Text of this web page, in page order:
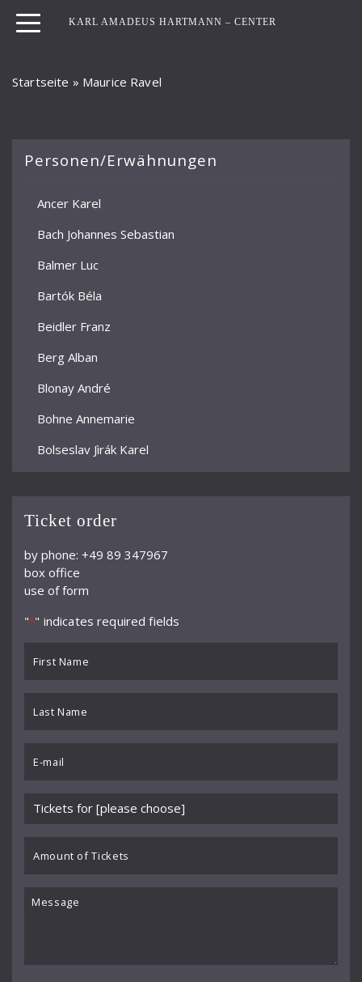
KARL AMADEUS HARTMANN – CENTER
Startseite » Maurice Ravel
Personen/Erwähnungen
Ancer Karel
Bach Johannes Sebastian
Balmer Luc
Bartók Béla
Beidler Franz
Berg Alban
Blonay André
Bohne Annemarie
Bolseslav Jìrák Karel
Bour Ernest
Büchner Georg
Burkhard Willy
Busch Adolf
Buß
Chartier
Cocteau Jean
Cornelia Kallisch
Curjell Hans
Debussy Claude
Ticket order
by phone: +49 89 347967
box office
use of form
"*" indicates required fields
Name
*
Name
*
Please
choose
event
of
Tickets
Message